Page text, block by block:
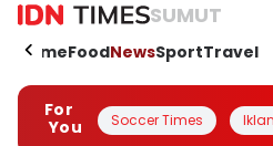
SUMUT
HomeFoodNewsSportTravel
For
You
Soccer Times